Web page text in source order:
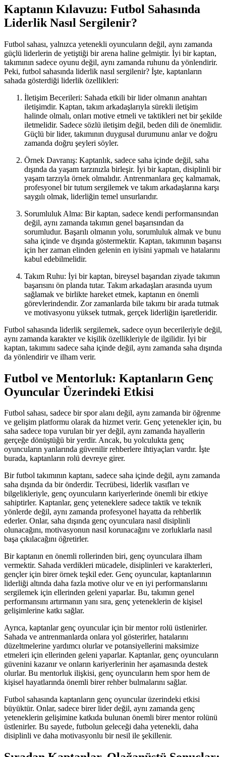
Kaptanın Kılavuzu: Futbol Sahasında
Liderlik Nasıl Sergilenir?
Futbol sahası, yalnızca yetenekli oyuncuların değil, aynı zamanda
güçlü liderlerin de yetiştiği bir arena haline gelmiştir. İyi bir kaptan,
takımının sadece oyunu değil, aynı zamanda ruhunu da yönlendirir.
Peki, futbol sahasında liderlik nasıl sergilenir? İşte, kaptanların
sahada gösterdiği liderlik özellikleri:
İletişim Becerileri: Sahada etkili bir lider olmanın anahtarı
iletişimdir. Kaptan, takım arkadaşlarıyla sürekli iletişim
halinde olmalı, onları motive etmeli ve taktikleri net bir şekilde
iletmelidir. Sadece sözlü iletişim değil, beden dili de önemlidir.
Güçlü bir lider, takımının duygusal durumunu anlar ve doğru
zamanda doğru şeyleri söyler.
Örnek Davranış: Kaptanlık, sadece saha içinde değil, saha
dışında da yaşam tarzınızla birleşir. İyi bir kaptan, disiplinli bir
yaşam tarzıyla örnek olmalıdır. Antrenmanlara geç kalmamak,
profesyonel bir tutum sergilemek ve takım arkadaşlarına karşı
saygılı olmak, liderliğin temel unsurlarıdır.
Sorumluluk Alma: Bir kaptan, sadece kendi performansından
değil, aynı zamanda takımın genel başarısından da
sorumludur. Başarılı olmanın yolu, sorumluluk almak ve bunu
saha içinde ve dışında göstermektir. Kaptan, takımının başarısı
için her zaman elinden gelenin en iyisini yapmalı ve hatalarını
kabul edebilmelidir.
Takım Ruhu: İyi bir kaptan, bireysel başarıdan ziyade takımın
başarısını ön planda tutar. Takım arkadaşları arasında uyum
sağlamak ve birlikte hareket etmek, kaptanın en önemli
görevlerindendir. Zor zamanlarda bile takımı bir arada tutmak
ve motivasyonu yüksek tutmak, gerçek liderliğin işaretleridir.
Futbol sahasında liderlik sergilemek, sadece oyun becerileriyle değil,
aynı zamanda karakter ve kişilik özellikleriyle de ilgilidir. İyi bir
kaptan, takımını sadece saha içinde değil, aynı zamanda saha dışında
da yönlendirir ve ilham verir.
Futbol ve Mentorluk: Kaptanların Genç
Oyuncular Üzerindeki Etkisi
Futbol sahası, sadece bir spor alanı değil, aynı zamanda bir öğrenme
ve gelişim platformu olarak da hizmet verir. Genç yetenekler için, bu
saha sadece topa vurulan bir yer değil, aynı zamanda hayallerin
gerçeğe dönüştüğü bir yerdir. Ancak, bu yolculukta genç
oyuncuların yanlarında güvenilir rehberlere ihtiyaçları vardır. İşte
burada, kaptanların rolü devreye girer.
Bir futbol takımının kaptanı, sadece saha içinde değil, aynı zamanda
saha dışında da bir önderdir. Tecrübesi, liderlik vasıfları ve
bilgelikleriyle, genç oyuncuların kariyerlerinde önemli bir etkiye
sahiptirler. Kaptanlar, genç yeteneklere sadece taktik ve teknik
yönlerde değil, aynı zamanda profesyonel hayatta da rehberlik
ederler. Onlar, saha dışında genç oyunculara nasıl disiplinli
olunacağını, motivasyonun nasıl korunacağını ve zorluklarla nasıl
başa çıkılacağını öğretirler.
Bir kaptanın en önemli rollerinden biri, genç oyunculara ilham
vermektir. Sahada verdikleri mücadele, disiplinleri ve karakterleri,
gençler için birer örnek teşkil eder. Genç oyuncular, kaptanlarının
liderliği altında daha fazla motive olur ve en iyi performanslarını
sergilemek için ellerinden geleni yaparlar. Bu, takımın genel
performansını artırmanın yanı sıra, genç yeteneklerin de kişisel
gelişimlerine katkı sağlar.
Ayrıca, kaptanlar genç oyuncular için bir mentor rolü üstlenirler.
Sahada ve antrenmanlarda onlara yol gösterirler, hatalarını
düzeltmelerine yardımcı olurlar ve potansiyellerini maksimize
etmeleri için ellerinden geleni yaparlar. Kaptanlar, genç oyuncuların
güvenini kazanır ve onların kariyerlerinin her aşamasında destek
olurlar. Bu mentorluk ilişkisi, genç oyuncuların hem spor hem de
kişisel hayatlarında önemli birer rehber bulmalarını sağlar.
Futbol sahasında kaptanların genç oyuncular üzerindeki etkisi
büyüktür. Onlar, sadece birer lider değil, aynı zamanda genç
yeteneklerin gelişimine katkıda bulunan önemli birer mentor rolünü
üstlenirler. Bu sayede, futbolun geleceği daha yetenekli, daha
disiplinli ve daha motivasyonlu bir nesil ile şekillenir.